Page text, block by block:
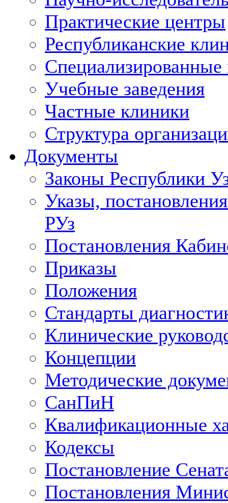
Практические центры
Республиканские
Учебные заведения
Частные клиники
Структура
Документы
Законы Республики
Указы,
РУз
Постановления
Приказы
Положения
Стандарты
Клинические
Концепции
Методические
СанПиН
Квалификационные
Кодексы
Постановление
Постановления